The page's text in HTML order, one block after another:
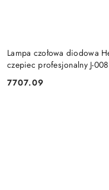
Lampa czołowa diodowa
czepiec profesjonalny J-
Cena:
7707.09